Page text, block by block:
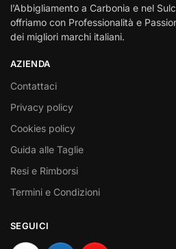
l’Abbigliamento a Carbonia e nel
offriamo con Professionalità e
dei migliori marchi italiani.
AZIENDA
Contattaci
Privacy policy
Cookies policy
Guida alle Taglie
Resi e Rimborsi
Termini e Condizioni
SEGUICI